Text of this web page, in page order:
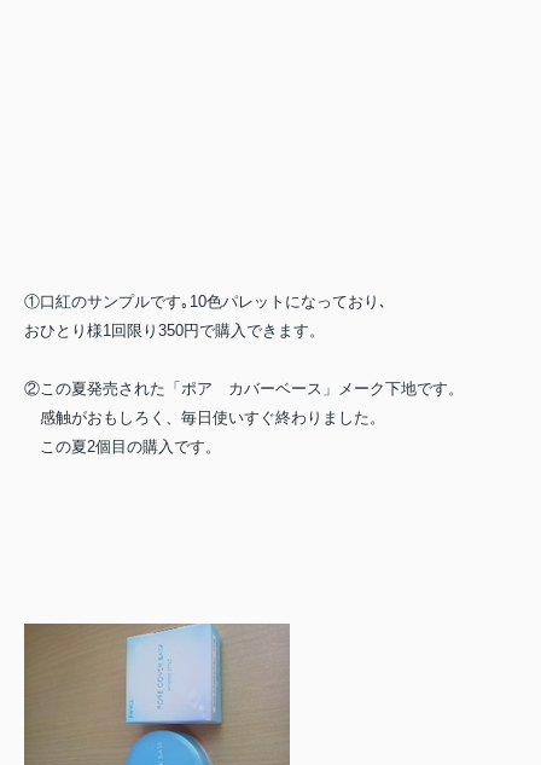
①口紅のサンプルです｡10色パレットになっており､
おひとり様1回限り350円で購入できます。
②この夏発売された「ポア カバーベース」メーク下地です。
感触がおもしろく、毎日使いすぐ終わりました。
この夏2個目の購入です。